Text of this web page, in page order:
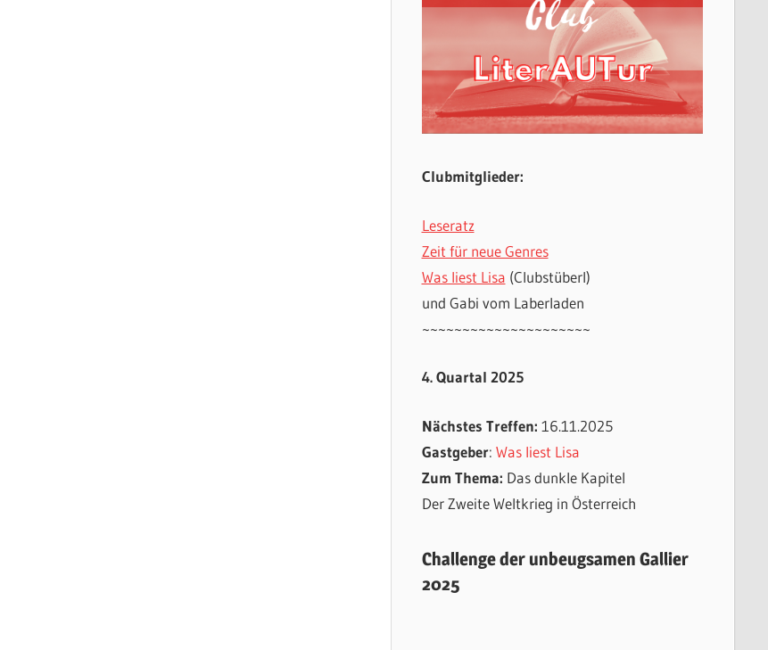
Clubmitglieder:
Leseratz
Zeit für neue Genres
Was liest Lisa (Clubstüberl)
und Gabi vom Laberladen
~~~~~~~~~~~~~~~~~~~~~
4. Quartal 2025
Nächstes Treffen: 16.11.2025
Gastgeber: Was liest Lisa
Zum Thema: Das dunkle Kapitel
Der Zweite Weltkrieg in Österreich
Challenge der unbeugsamen Gallier
2025